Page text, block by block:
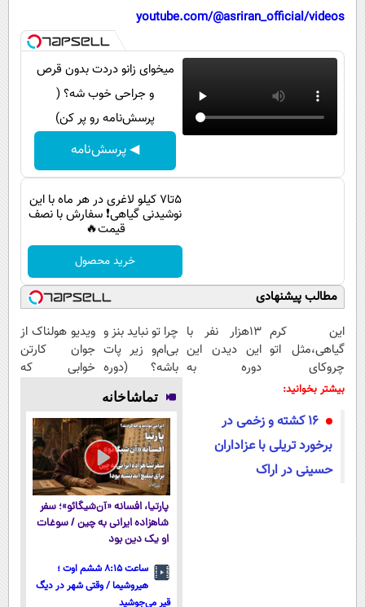
باشگاه مغز
مجله تصویری سلاح
اقتصاد
ورزش
فناوری
گوناگون
حوادث
فرهنگی
اجتماعی
حیات وحش
سیاست خارجی
عصر ایران 2
داستان کوتاه
روانشناسی
آشپزی
دانلود
آموزش زبان
youtube.com/@asriran_official/videos
میخوای زانو دردت بدون قرص
و جراحی خوب شه؟ (
پرسش‌نامه رو پر کن)
◀ پرسش‌نامه
5تا7 کیلو لاغری در هر ماه با این
نوشیدنی گیاهی❗ سفارش با نصف
قیمت🔥
خرید محصول
مطالب پیشنهادی
این کرم
گیاهی،مثل اتو
چروکای
پوستتوصاف
13هزار نفر با
این دیدن این
دوره به
ثبت‌‌نام رایگان
چرا تو نباید بنز و
بی‌ام‌و زیر پات
باشه؟ (دوره
رایگان درآمد
میلیاردی)
ویدیو هولناک از
جوان کارتن
خوابی که
بیشتر بخوانید:
16 کشته و زخمی در
برخورد تریلی با عزاداران
حسینی در اراک
تماشاخانه
پارتیا، افسانه «آن‌شیگائو»؛ سفر
شاهزاده ایرانی به چین / سوغات
او یک دین بود
ساعت ۸:۱۵ ششم اوت ؛
هیروشیما / وقتی شهر در دیگ
قیر می‌جوشید